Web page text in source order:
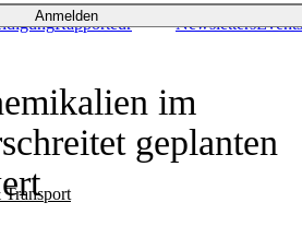
Anmelden
Rapporteur NewslettersEvents
im
geplanten